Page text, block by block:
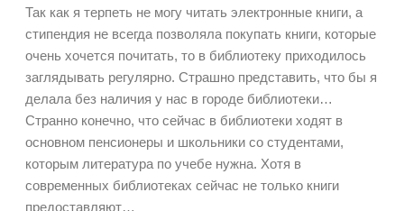
Так как я терпеть не могу читать электронные книги, а
стипендия не всегда позволяла покупать книги, которые
очень хочется почитать, то в библиотеку приходилось
заглядывать регулярно. Страшно представить, что бы я
делала без наличия у нас в городе библиотеки…
Странно конечно, что сейчас в библиотеки ходят в
основном пенсионеры и школьники со студентами,
которым литература по учебе нужна. Хотя в
современных библиотеках сейчас не только книги
предоставляют…